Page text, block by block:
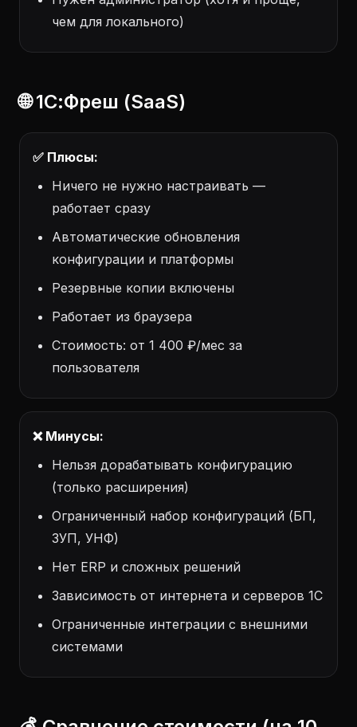
чем для локального)
🌐 1С:Фреш (SaaS)
✅ Плюсы:
Ничего не нужно настраивать —
работает сразу
Автоматические обновления
конфигурации и платформы
Резервные копии включены
Работает из браузера
Стоимость: от 1 400 ₽/мес за
пользователя
❌ Минусы:
Нельзя дорабатывать конфигурацию
(только расширения)
Ограниченный набор конфигураций (БП,
ЗУП, УНФ)
Нет ERP и сложных решений
Зависимость от интернета и серверов 1С
Ограниченные интеграции с внешними
системами